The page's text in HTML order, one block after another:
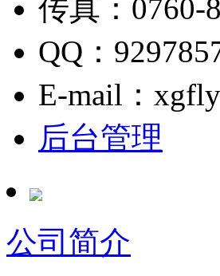
传真：0760-
QQ：
E-mail：
后台管理
公司简介